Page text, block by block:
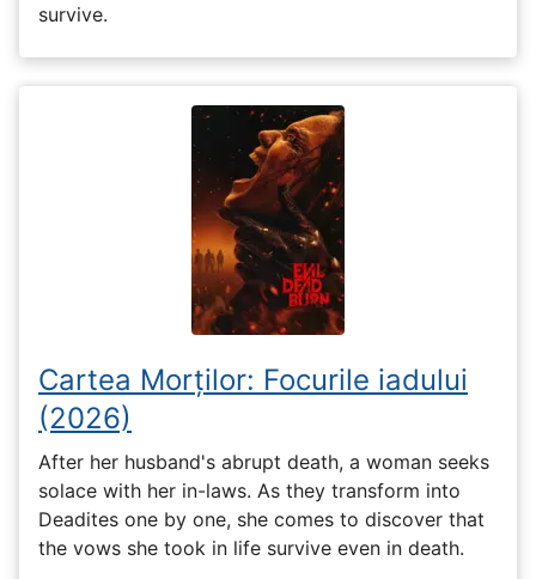
survive.
Cartea Morților: Focurile iadului
(2026)
After her husband's abrupt death, a woman seeks
solace with her in-laws. As they transform into
Deadites one by one, she comes to discover that
the vows she took in life survive even in death.